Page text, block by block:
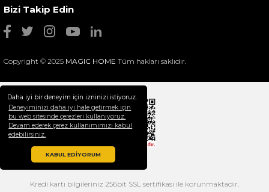
Daha iyi bir deneyim için izninizi istiyoruz.
Deneyiminizi daha iyi hale getirmek için
bu web sitesinde çerezleri kullanıyoruz.
Devam ederek çerez kullanımımızı kabul
edebilirsiniz.
KABUL EDİYORUM
Bizi Takip Edin
Copyright © 2025 MAGIC HOME Tüm hakları saklıdır.
Kredi kartı bilgileriniz 256bit SSL sertifikası ile korunmaktadır.